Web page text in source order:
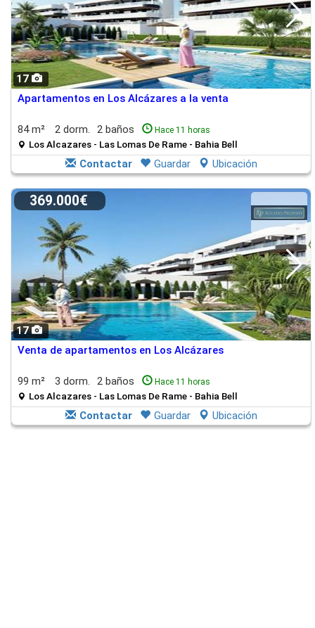
17
Apartamentos en Los Alcázares a la venta
84 m² 2 dorm. 2 baños Hace 11 horas
Los Alcazares - Las Lomas De Rame - Bahia Bell
Contactar Guardar Ubicación
17
369.000€
Venta de apartamentos en Los Alcázares
99 m² 3 dorm. 2 baños Hace 11 horas
Los Alcazares - Las Lomas De Rame - Bahia Bell
Contactar Guardar Ubicación